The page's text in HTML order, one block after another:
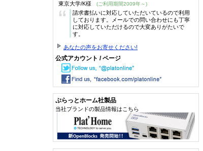
東京大学/K様 (ご利用期間2009年～)
“
請求書払いに対応していただいているので利用
しております。メールでの問い合わせにも丁寧
に対応していただけるので大変ありがたいで
す。
あなたの声をお寄せください!
公式アカウント / ページ
ぷらっとホーム社製品
当社ブランドの製品情報はこちら